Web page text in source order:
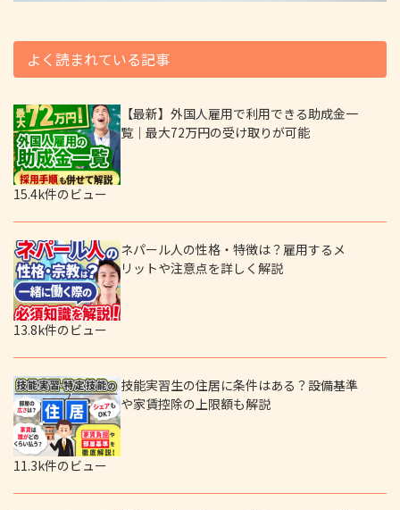
よく読まれている記事
【最新】外国人雇用で利用できる助成金一
覧｜最大72万円の受け取りが可能
15.4k件のビュー
ネパール人の性格・特徴は？雇用するメ
リットや注意点を詳しく解説
13.8k件のビュー
技能実習生の住居に条件はある？設備基準
や家賃控除の上限額も解説
11.3k件のビュー